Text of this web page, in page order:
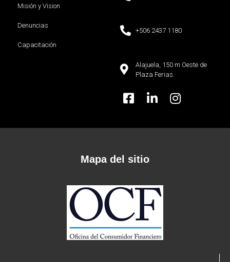
Misión y Vision
Denuncias
Capacitación
+506 2437 1180
Alajuela, 150 m Oeste de
Plaza Ferias.
Mapa del sitio